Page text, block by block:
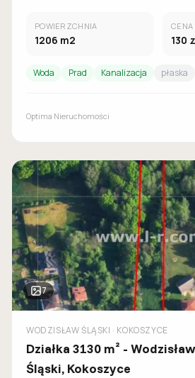
POWIERZCHNIA
1206 m2 130
Woda Prad Kanalizacja płaska
Optima Nieruchomości
7
WODZISŁAW ŚLĄSKI · KOKOSZYCE
Działka 3130 m² - Wodzisław
Śląski, Kokoszyce